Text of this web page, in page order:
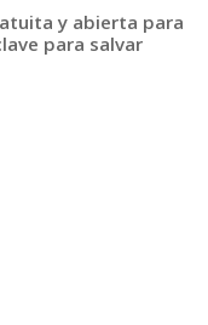
y abierta para
para salvar